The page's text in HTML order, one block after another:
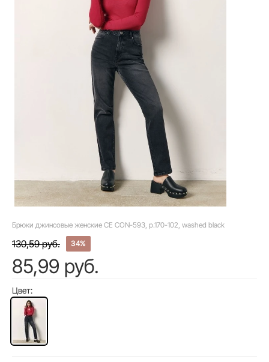
Брюки джинсовые женские CE CON-593, р.170-102, washed black
130,59 руб. 34%
85,99 руб.
Цвет: